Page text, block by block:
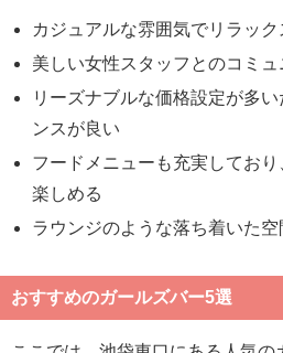
カジュアルな雰囲気でリラック
美しい女性スタッフとのコミ
リーズナブルな価格設定が多
ンスが良い
フードメニューも充実してお
楽しめる
ラウンジのような落ち着いた
おすすめのガールズバー5選